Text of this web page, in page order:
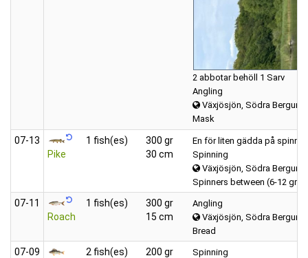
2 abbotar behöll 1 Sarv
Angling
Växjösjön, Södra
Mask
07‑13
Pike
1 fish(es)
300 gr
30 cm
En för liten gädda på
Spinning
Växjösjön, Södra
Spinners between (6-12
07‑11
Roach
1 fish(es)
300 gr
15 cm
Angling
Växjösjön, Södra
Bread
07‑09
2 fish(es)
200 gr
Spinning